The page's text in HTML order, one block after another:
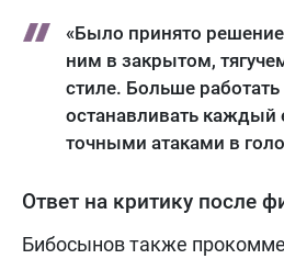
«Было принято
ним в закрытом,
стиле. Больше работать
останавливать каждый
точными атаками в
Ответ на критику после
Бибосынов также